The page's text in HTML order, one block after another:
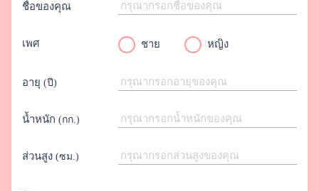
ชื่อของคุณ
เพศ ชาย หญิง
อายุ (ปี)
น้ำหนัก (กก.)
ส่วนสูง (ซม.)